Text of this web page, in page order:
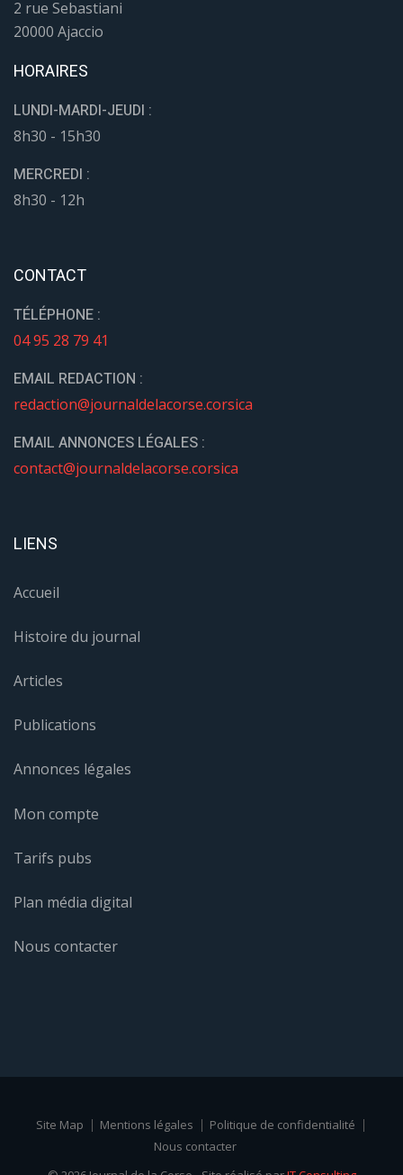
2 rue Sebastiani
20000 Ajaccio
HORAIRES
LUNDI-MARDI-JEUDI :
8h30 - 15h30
MERCREDI :
8h30 - 12h
CONTACT
TÉLÉPHONE :
04 95 28 79 41
EMAIL REDACTION :
redaction@journaldelacorse.corsica
EMAIL ANNONCES LÉGALES :
contact@journaldelacorse.corsica
LIENS
Accueil
Histoire du journal
Articles
Publications
Annonces légales
Mon compte
Tarifs pubs
Plan média digital
Nous contacter
Site Map Mentions légales
Politique de confidentialité
Nous contacter